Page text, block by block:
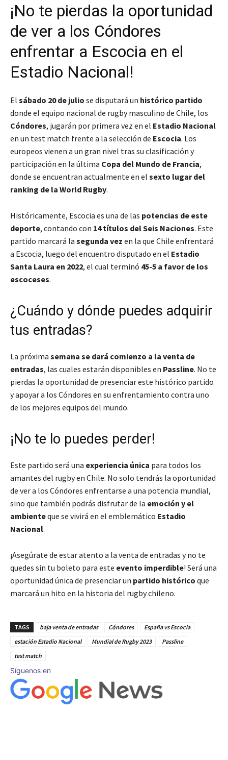
¡No te pierdas la oportunidad
de ver a los Cóndores
enfrentar a Escocia en el
Estadio Nacional!
El sábado 20 de julio se disputará un histórico partido
donde el equipo nacional de rugby masculino de Chile, los
Cóndores, jugarán por primera vez en el Estadio Nacional
en un test match frente a la selección de Escocia. Los
europeos vienen a un gran nivel tras su clasificación y
participación en la última Copa del Mundo de Francia,
donde se encuentran actualmente en el sexto lugar del
ranking de la World Rugby.
Históricamente, Escocia es una de las potencias de este
deporte, contando con 14 títulos del Seis Naciones. Este
partido marcará la segunda vez en la que Chile enfrentará
a Escocia, luego del encuentro disputado en el Estadio
Santa Laura en 2022, el cual terminó 45-5 a favor de los
escoceses.
¿Cuándo y dónde puedes adquirir
tus entradas?
La próxima semana se dará comienzo a la venta de
entradas, las cuales estarán disponibles en Passline. No te
pierdas la oportunidad de presenciar este histórico partido
y apoyar a los Cóndores en su enfrentamiento contra uno
de los mejores equipos del mundo.
¡No te lo puedes perder!
Este partido será una experiencia única para todos los
amantes del rugby en Chile. No solo tendrás la oportunidad
de ver a los Cóndores enfrentarse a una potencia mundial,
sino que también podrás disfrutar de la emoción y el
ambienteque se vivirá en el emblemático Estadio
Nacional.
¡Asegúrate de estar atento a la venta de entradas y no te
quedes sin tu boleto para este evento imperdible! Será una
oportunidad única de presenciar un partido histórico que
marcará un hito en la historia del rugby chileno.
TAGS baja venta de entradas Cóndores
España vs Escocia
estación Estadio Nacional
Mundial de Rugby 2023
Passline
test match
Síguenos en